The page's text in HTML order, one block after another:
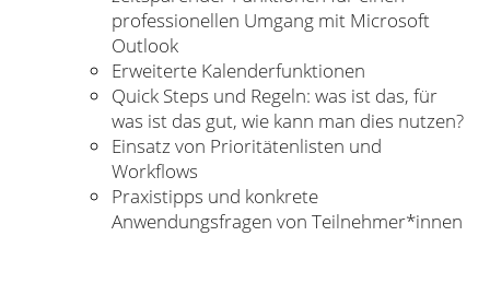
professionellen Umgang mit Microsoft
Outlook
Erweiterte Kalenderfunktionen
Quick Steps und Regeln: was ist das, für
was ist das gut, wie kann man dies nutzen?
Einsatz von Prioritätenlisten und
Workflows
Praxistipps und konkrete
Anwendungsfragen von Teilnehmer*innen